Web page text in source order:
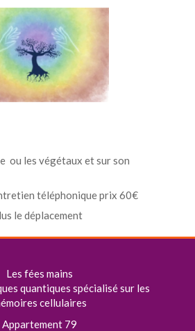
ou les végétaux et sur son
téléphonique prix 60€
le déplacement
Les fées mains
quantiques spécialisé sur les
cellulaires
Appartement 79